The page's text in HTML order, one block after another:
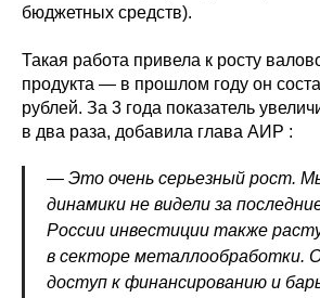
бюджетных средств).
Такая работа привела к росту
продукта — в прошлом году он
рублей. За 3 года показатель
в два раза, добавила глава АИР :
— Это очень серьезный рост.
динамики не видели за
России инвестиции также
в секторе металлообработки.
доступ к финансированию и